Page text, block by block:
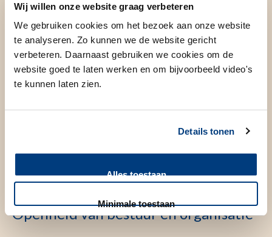
Wij willen onze website graag verbeteren
We gebruiken cookies om het bezoek aan onze website
te analyseren. Zo kunnen we de website gericht
verbeteren. Daarnaast gebruiken we cookies om de
website goed te laten werken en om bijvoorbeeld video's
te kunnen laten zien.
Details tonen
Alles toestaan
Minimale toestaan
Maatschappelijke rol
Waarde- en datagedreven zorg
Maatschappelijk verantwoord ondernemen
Openheid van bestuur en organisatie